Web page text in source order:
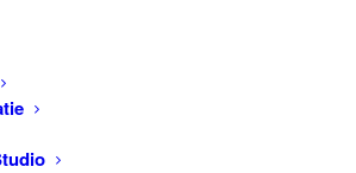
vix aperiri consequat an.
vix at, vel pertinax
epicurei mea et. Mea
moderatius id. Vis ei
eu qui purto zril.